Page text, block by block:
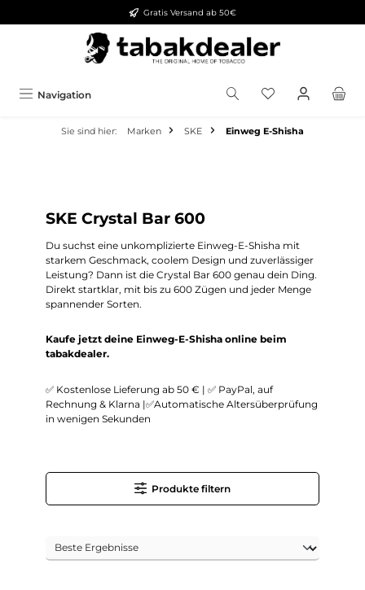
Gratis Versand ab 50€
Navigation
Sie sind hier: Marken SKE Einweg E-Shisha
SKE Crystal Bar 600
Du suchst eine unkomplizierte Einweg-E-Shisha mit
starkem Geschmack, coolem Design und zuverlässiger
Leistung? Dann ist die Crystal Bar 600 genau dein Ding.
Direkt startklar, mit bis zu 600 Zügen und jeder Menge
spannender Sorten.
Kaufe jetzt deine Einweg-E-Shisha online beim
tabakdealer.
✅ Kostenlose Lieferung ab 50 € | ✅ PayPal, auf
Rechnung & Klarna |✅Automatische Altersüberprüfung
in wenigen Sekunden
Produkte filtern